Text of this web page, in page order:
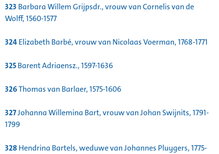
323 Barbara Willem Grijpsdr., vrouw van Cornelis van de
Wolff, 1560-1577
324Elizabeth Barbé, vrouw van Nicolaas Voerman, 1768-1771
325Barent Adriaensz., 1597-1636
326Thomas van Barlaer, 1575-1606
327Johanna Willemina Bart, vrouw van Johan Swijnits, 1791-
1799
328Hendrina Bartels, weduwe van Johannes Pluygers, 1775-